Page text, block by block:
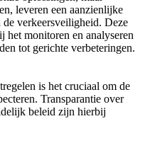
leveren een aanzienlijke
de verkeersveiligheid. Deze
het monitoren en analyseren
tot gerichte verbeteringen.
is het cruciaal om de
Transparantie over
beleid zijn hierbij